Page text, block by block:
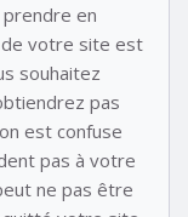
en
votre site est
souhaitez
pas
est confuse
pas à votre
ne pas être